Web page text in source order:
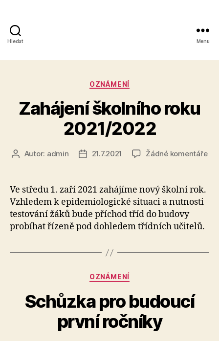
Hledat
akademie,
Kolín
IV,
Kutnohorská
41
Menu
Rubriky
OZNÁMENÍ
Zahájení školního roku
2021/2022
AutorAutor: admin
Datum
21.7.2021 Žádné komentářeu
Ve středu 1. zaří 2021 zahájíme nový školní rok.
Vzhledem k epidemiologické situaci a nutnosti
testování žáků bude příchod tříd do budovy
probíhat řízeně pod dohledem třídních učitelů.
Rubriky
OZNÁMENÍ
Schůzka pro budoucí
první ročníky